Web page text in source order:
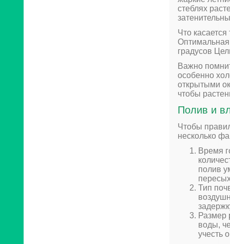
стеблях
Что
Оптимальная
градусов
Важно
особенно
открытыми
чтобы
Полив и
Чтобы
несколько
Время
полив
Тип
Размер
воды,
учесть